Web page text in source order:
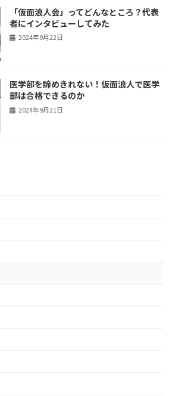
「仮面浪人会」ってどんなところ？代表
者にインタビューしてみた
2024年9月22日
医学部を諦めきれない！仮面浪人で医学
部は合格できるのか
2024年9月21日